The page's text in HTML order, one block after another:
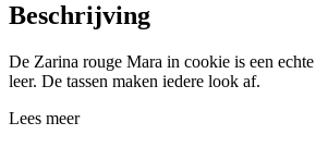
Beschrijving
De Zarina rouge Mara in cookie is een
leer. De tassen maken iedere look af.
Lees meer